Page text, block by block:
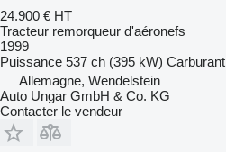
24.900 € HT
Tracteur remorqueur d'aéronefs
1999
Puissance 537 ch (395 kW) Carburant
Allemagne, Wendelstein
Auto Ungar GmbH & Co. KG
Contacter le vendeur